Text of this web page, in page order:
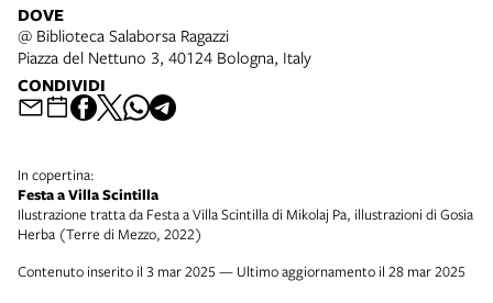
DOVE
@ Biblioteca Salaborsa Ragazzi
Piazza del Nettuno 3, 40124 Bologna, Italy
CONDIVIDI
In copertina:
Festa a Villa Scintilla
Ilustrazione tratta da Festa a Villa Scintilla di Mikolaj Pa, illustrazioni di Gosia
Herba (Terre di Mezzo, 2022)
Contenuto inserito il 3 mar 2025 — Ultimo aggiornamento il 28 mar 2025